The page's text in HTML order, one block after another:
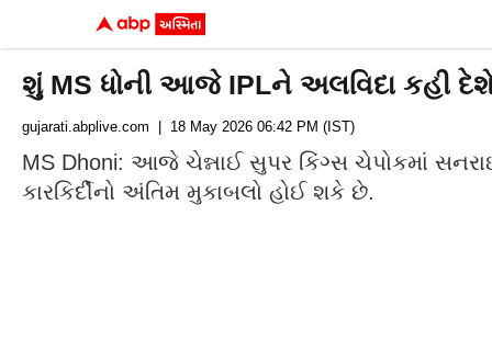
શું MS ધોની આજે IPLને અલવિદા કહી
gujarati.abplive.com | 18 May 2026 06:42 PM (IST)
MS Dhoni: આજે ચેન્નાઈ સુપર કિંગ્સ ચેપોકમાં
કારકિર્દીનો અંતિમ મુકાબલો હોઈ શકે છે.